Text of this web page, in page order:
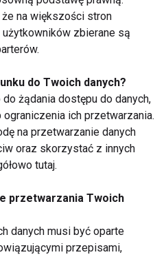
wybierają prawidłową
dietę. Sport i edukacja
żywieniowa kluczem
do stylu życia
zdrowie
Pokolenie ekranów
kontra pokolenie
podwórka. Czy dzieci
naprawdę ruszają się
na większości stron
użytkowników zbierane są
do Twoich danych?
żądania dostępu do danych,
ich przetwarzania.
na przetwarzanie danych
oraz skorzystać z innych
tutaj.
przetwarzania Twoich
danych musi być oparte
przepisami,